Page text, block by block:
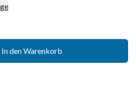
In den Warenkorb